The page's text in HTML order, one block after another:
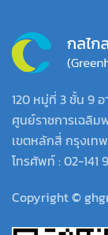
120 หมู่ที่ 3 ชั้น 9
ศูนย์ราชการเฉลิ
เขตหลักสี่ กรุงเท
โทรศัพท์ : 02-141
Copyright ©